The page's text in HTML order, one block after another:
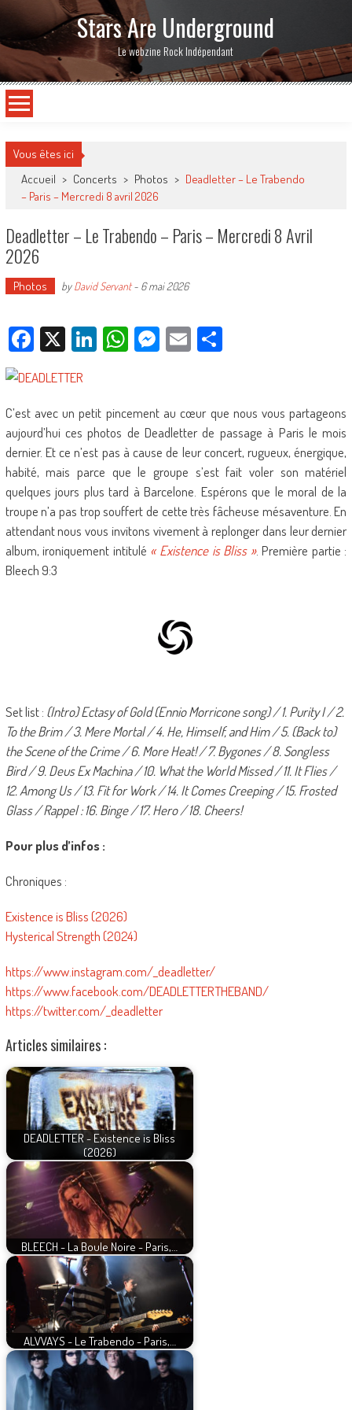
Stars Are Underground
Le webzine Rock Indépendant
Vous êtes ici
Accueil > Concerts > Photos > Deadletter – Le Trabendo
– Paris – Mercredi 8 avril 2026
Deadletter – Le Trabendo – Paris – Mercredi 8 Avril
2026
Photos byDavid Servant- 6 mai 2026
Facebook
X LinkedIn
WhatsApp
Messenger
EmailPartager
C’est avec un petit pincement au cœur que nous vous partageons
aujourd’hui ces photos de Deadletter de passage à Paris le mois
dernier. Et ce n’est pas à cause de leur concert, rugueux, énergique,
habité, mais parce que le groupe s’est fait voler son matériel
quelques jours plus tard à Barcelone. Espérons que le moral de la
troupe n’a pas trop souffert de cette très fâcheuse mésaventure. En
attendant nous vous invitons vivement à replonger dans leur dernier
album, ironiquement intitulé « Existence is Bliss ». Première partie :
Bleech 9:3
Set list : (Intro) Ectasy of Gold (Ennio Morricone song) / 1. Purity I / 2.
To the Brim / 3. Mere Mortal / 4. He, Himself, and Him / 5. (Back to)
the Scene of the Crime / 6. More Heat! / 7. Bygones / 8. Songless
Bird / 9. Deus Ex Machina / 10. What the World Missed / 11. It Flies /
12. Among Us / 13. Fit for Work / 14. It Comes Creeping / 15. Frosted
Glass / Rappel : 16. Binge / 17. Hero / 18. Cheers!
Pour plus d’infos :
Chroniques :
Existence is Bliss (2026)
Hysterical Strength (2024)
https://www.instagram.com/_deadletter/
https://www.facebook.com/DEADLETTERTHEBAND/
https://twitter.com/_deadletter
Articles similaires :
DEADLETTER - Existence is Bliss
(2026)
BLEECH - La Boule Noire - Paris,…
ALVVAYS - Le Trabendo - Paris,…